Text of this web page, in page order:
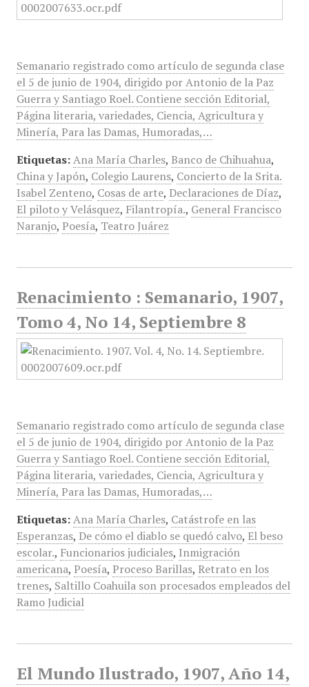
Semanario registrado como artículo de segunda clase
el 5 de junio de 1904, dirigido por Antonio de la Paz
Guerra y Santiago Roel. Contiene sección Editorial,
Página literaria, variedades, Ciencia, Agricultura y
Minería, Para las Damas, Humoradas,…
Etiquetas: Ana María Charles, Banco de Chihuahua,
China y Japón, Colegio Laurens, Concierto de la Srita.
Isabel Zenteno, Cosas de arte, Declaraciones de Díaz,
El piloto y Velásquez, Filantropía., General Francisco
Naranjo, Poesía, Teatro Juárez
Renacimiento : Semanario, 1907,
Tomo 4, No 14, Septiembre 8
Semanario registrado como artículo de segunda clase
el 5 de junio de 1904, dirigido por Antonio de la Paz
Guerra y Santiago Roel. Contiene sección Editorial,
Página literaria, variedades, Ciencia, Agricultura y
Minería, Para las Damas, Humoradas,…
Etiquetas: Ana María Charles, Catástrofe en las
Esperanzas, De cómo el diablo se quedó calvo, El beso
escolar., Funcionarios judiciales, Inmigración
americana, Poesía, Proceso Barillas, Retrato en los
trenes, Saltillo Coahuila son procesados empleados del
Ramo Judicial
El Mundo Ilustrado, 1907, Año 14,